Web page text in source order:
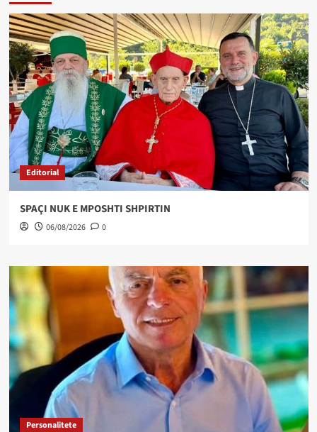
Editorial
SPAÇI NUK E MPOSHTI SHPIRTIN
06/08/2026 0
Personalitete